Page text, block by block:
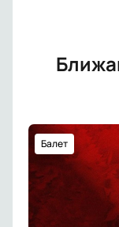
Балет